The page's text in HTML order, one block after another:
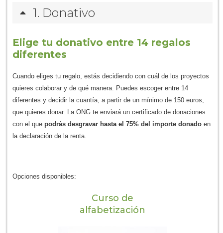
1 Donativo
Elige tu donativo entre 14 regalos
diferentes
Cuando eliges tu regalo, estás decidiendo con cuál de los proyectos
quieres colaborar y de qué manera. Puedes escoger entre 14
diferentes y decidir la cuantía, a partir de un mínimo de 150 euros,
que quieres donar. La ONG te enviará un certificado de donaciones
con el que podrás desgravar hasta el 75% del importe donado en
la declaración de la renta.
Opciones disponibles:
Curso de
alfabetización